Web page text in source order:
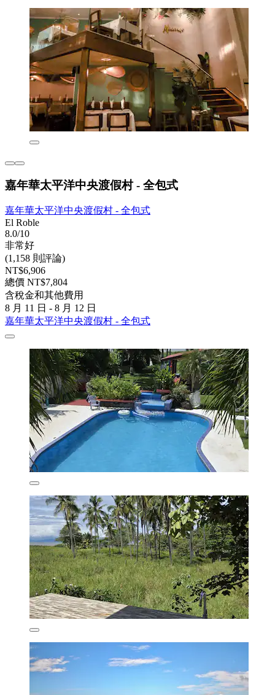
嘉年華太平洋中央渡假村 - 全包式
嘉年華太平洋中央渡假村 - 全包式
El Roble
8.0/10
非常好
(1,158 則評論)
NT$6,906
總價 NT$7,804
含稅金和其他費用
8 月 11 日 - 8 月 12 日
嘉年華太平洋中央渡假村 - 全包式